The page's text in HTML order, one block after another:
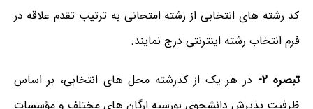
کد رشته های انتخابی از رشته امتحانی به ترتیب تقدم علاقه در
فرم انتخاب رشته اینترنتی درج نمایند.
تبصره ۲-
در هر یک از کدرشته محل های انتخابی، بر اساس
ظرفیت پذیرش دانشجوی بورسیه ارگان های مختلف و مؤسسات